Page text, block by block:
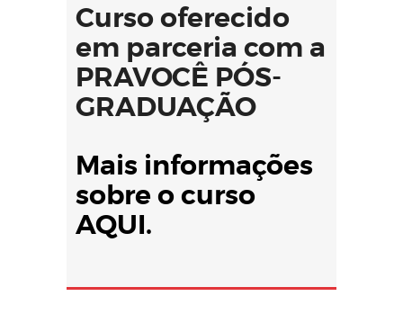
Curso oferecido
em parceria com a
PRAVOCÊ PÓS-
GRADUAÇÃO
Mais informações
sobre o curso
AQUI.